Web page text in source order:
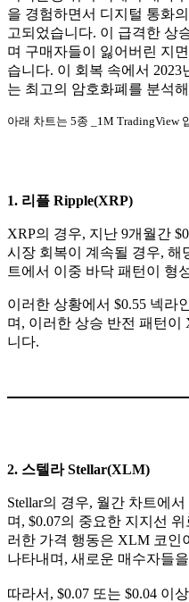
을 경험하면서 디지털 통화
고되었습니다. 이 급격한 상
며 구매자들이 잃어버린 지
습니다. 이 회복 속에서
는 최고의 암호화폐를 분석
아래 차트는 5종 _1M TradingView
1. 리플 Ripple(XRP)
XRP의 경우, 지난 9개월간
시장 회복이 계속될 경우, 해
트에서 이중 바닥 패턴이 형
이러한 상황에서 $0.55 넥라
며, 이러한 상승 반전 패턴이
니다.
2. 스텔라 Stellar(XLM)
Stellar의 경우, 월간 차트에
며, $0.07의 중요한 지지선
러한 가격 행동은 XLM 코인
나타내며, 새로운 매수자들
따라서, $0.07 또는 $0.04 이